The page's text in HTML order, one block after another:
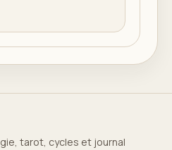
tarot, cycles et journal